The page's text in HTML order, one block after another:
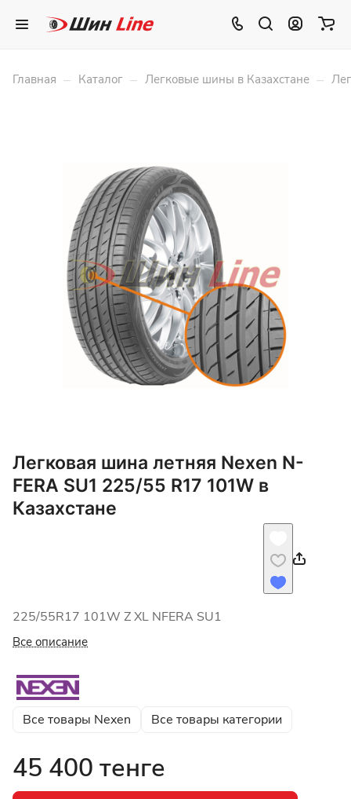
Главная – Каталог – Легковые шины в Казахстане –
Легковая шина летняя Nexen N-
FERA SU1 225/55 R17 101W в
Казахстане
225/55R17 101W Z XL NFERA SU1
Все описание
Все товары Nexen Все товары категории
45 400 тенге